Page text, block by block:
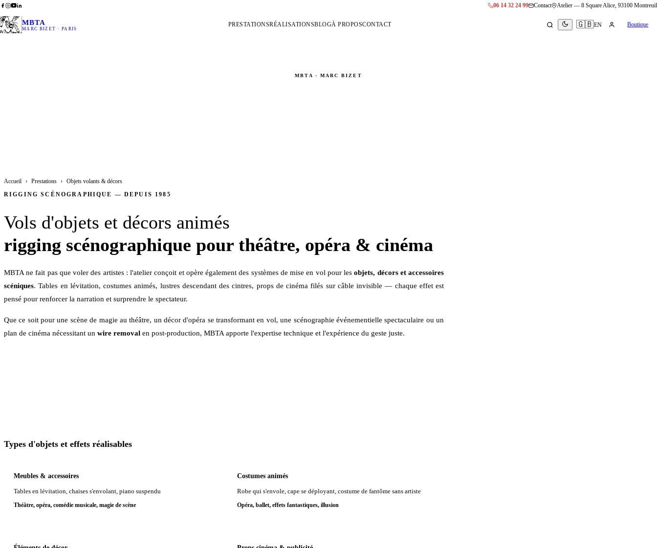
06 14 32 24 99 Contact Atelier — 8 Square Alice, 93100 Montreuil
MBTA
MARC BIZET · PARIS
PRESTATIONSRÉALISATIONSBLOGÀ PROPOSCONTACT 🇬🇧EN Boutique
MBTA · MARC BIZET
Accueil › Prestations › Objets volants & décors
RIGGING SCÉNOGRAPHIQUE — DEPUIS 1985
Vols d'objets et décors animés
rigging scénographique pour théâtre, opéra & cinéma
MBTA ne fait pas que voler des artistes : l'atelier conçoit et opère également des systèmes de mise en vol pour les objets, décors et accessoires
scéniques. Tables en lévitation, costumes animés, lustres descendant des cintres, props de cinéma filés sur câble invisible — chaque effet est
pensé pour renforcer la narration et surprendre le spectateur.
Que ce soit pour une scène de magie au théâtre, un décor d'opéra se transformant en vol, une scénographie événementielle spectaculaire ou un
plan de cinéma nécessitant un wire removal en post-production, MBTA apporte l'expertise technique et l'expérience du geste juste.
Types d'objets et effets réalisables
Meubles & accessoires
Tables en lévitation, chaises s'envolant, piano suspendu
Théâtre, opéra, comédie musicale, magie de scène
Costumes animés
Robe qui s'envole, cape se déployant, costume de fantôme sans artiste
Opéra, ballet, effets fantastiques, illusion